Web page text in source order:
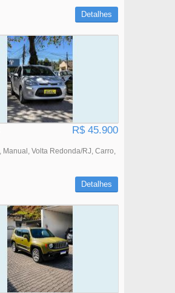
Detalhes
R$ 45.900
Manual Volta Redonda/RJ Carro
Detalhes